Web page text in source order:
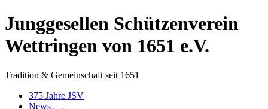
Junggesellen Schützenverein
Wettringen von 1651 e.V.
Tradition & Gemeinschaft seit 1651
375 Jahre JSV
News